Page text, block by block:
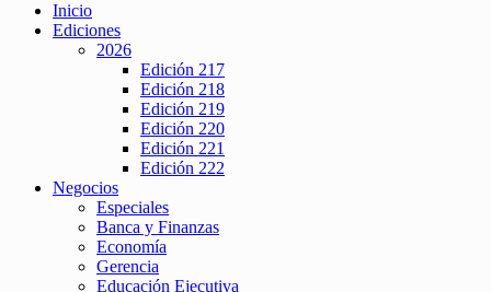
Inicio
Ediciones
2026
Edición 217
Edición 218
Edición 219
Edición 220
Edición 221
Edición 222
Negocios
Especiales
Banca y Finanzas
Economía
Gerencia
Educación Ejecutiva